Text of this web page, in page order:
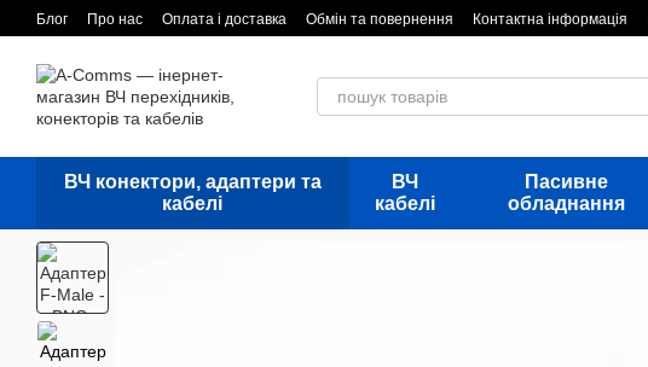
Перейти до основного контенту
Блог Про нас Оплата і доставка Обмін та повернення Контактна інформація
ВЧ конектори, адаптери та
кабелі
ВЧ
кабелі
Пасивне
обладнання